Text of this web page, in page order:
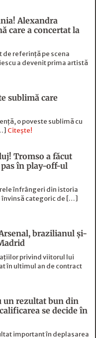
Alexandra
care a concertat la
de referință pe scena
a devenit prima artistă
sublimă care
o poveste sublimă cu
Citește!
Tromso a făcut
pas în play-off-ul
înfrângeri din istoria
învinsă categoric de […]
brazilianul și-
privind viitorul lui
în ultimul an de contract
un rezultat bun din
se decide în
important în deplasarea